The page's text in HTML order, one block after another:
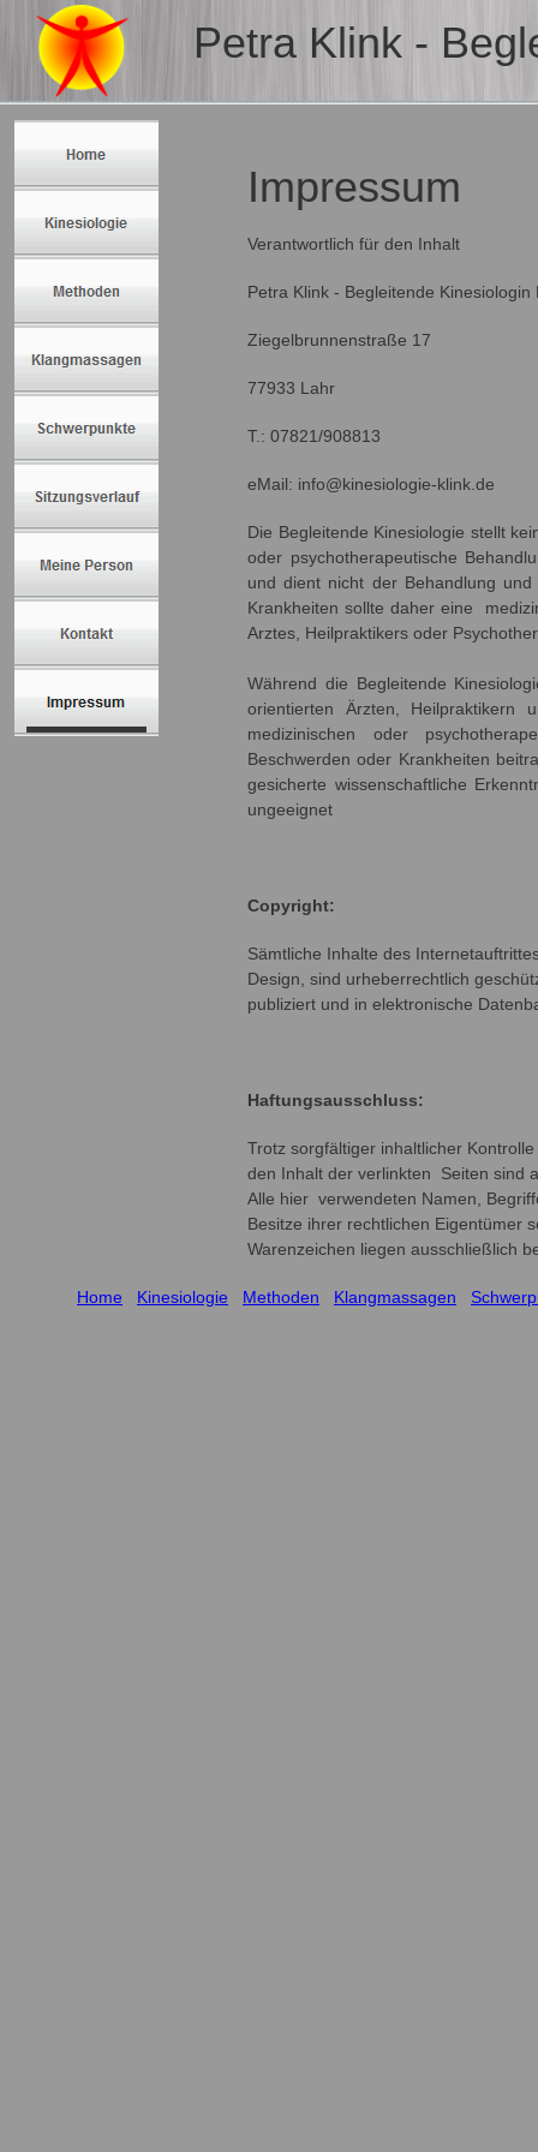
Impressum
Verantwortlich für den Inhalt
Petra Klink - Begleitende Kinesiologin
Ziegelbrunnenstraße 17
77933 Lahr
T.: 07821/908813
eMail: info@kinesiologie-klink.de
Die Begleitende Kinesiologie stellt
oder psychotherapeutische
und dient nicht der Behandlung
Krankheiten sollte daher eine
Arztes, Heilpraktikers oder
Während die Begleitende
orientierten Ärzten, Heilpraktikern
medizinischen oder
Beschwerden oder Krankheiten
gesicherte wissenschaftliche
ungeeignet
Copyright:
Sämtliche Inhalte des
Design, sind urheberrechtlich
publiziert und in elektronische
Haftungsausschluss:
Trotz sorgfältiger inhaltlicher
den Inhalt der verlinkten Seiten sind
Alle hier verwendeten Namen,
Besitze ihrer rechtlichen Eigentümer
Warenzeichen liegen ausschließlich
Home Kinesiologie Methoden Klangmassagen
Petra Klink -